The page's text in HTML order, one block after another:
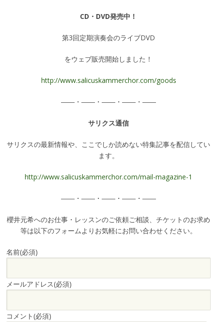
CD・DVD発売中！
第3回定期演奏会のライブDVD
をウェブ販売開始しました！
http://www.salicuskammerchor.com/goods
――・――・――・――・――
サリクス通信
サリクスの最新情報や、ここでしか読めない特集記事を配信してい
ます。
http://www.salicuskammerchor.com/mail-magazine-1
――・――・――・――・――
櫻井元希へのお仕事・レッスンのご依頼ご相談、チケットのお求め
等は以下のフォームよりお気軽にお問い合わせください。
名前(必須)
メールアドレス(必須)
コメント(必須)